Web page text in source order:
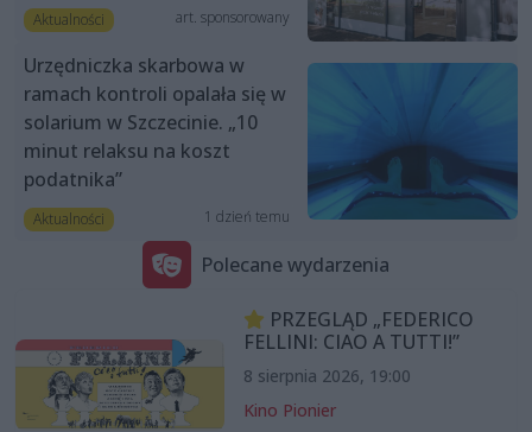
Aktualności art. sponsorowany
Urzędniczka skarbowa w
ramach kontroli opalała się w
solarium w Szczecinie. „10
minut relaksu na koszt
podatnika”
Aktualności 1 dzień temu
Polecane wydarzenia
PRZEGLĄD „FEDERICO
FELLINI: CIAO A TUTTI!”
8 sierpnia 2026, 19:00
Kino Pionier